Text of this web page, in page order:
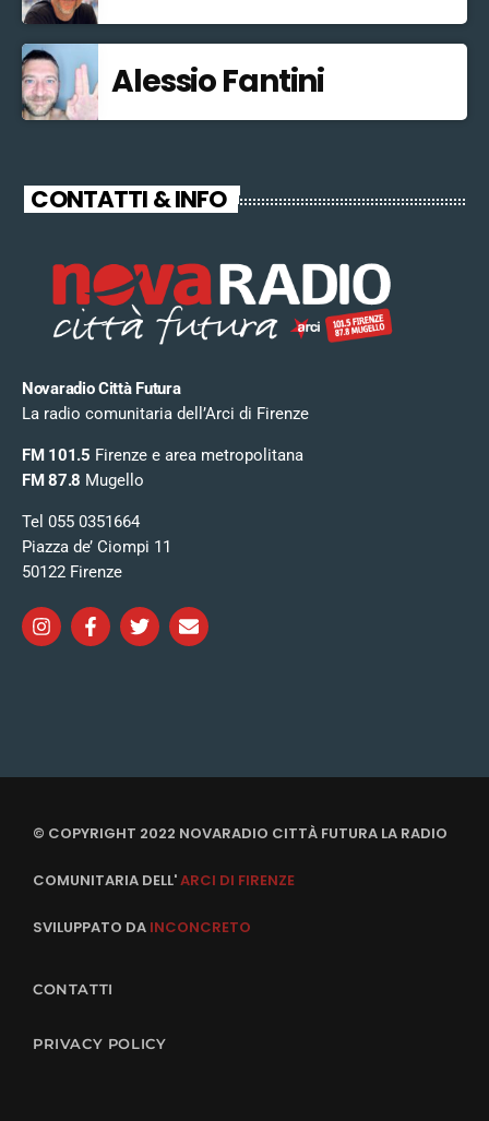
Alessio Fantini
CONTATTI & INFO
Novaradio Città Futura
La radio comunitaria dell’Arci di Firenze
FM 101.5 Firenze e area metropolitana
FM 87.8 Mugello
Tel 055 0351664
Piazza de’ Ciompi 11
50122 Firenze
© COPYRIGHT 2022 NOVARADIO CITTÀ FUTURA LA RADIO
COMUNITARIA DELL'ARCI DI FIRENZE
SVILUPPATO DA INCONCRETO
CONTATTI
PRIVACY POLICY